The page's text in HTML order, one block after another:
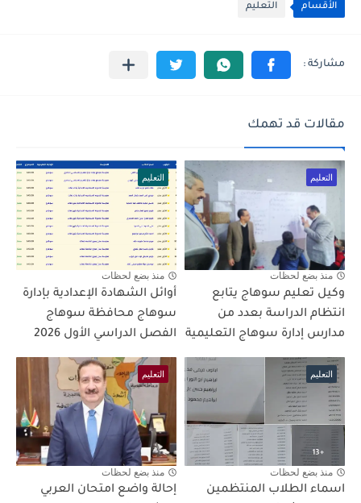
الأقسام التعليم
مقالات قد تهمك
التعليم
منذ بضع لحظات
وكيل تعليم سوهاج يتابع
انتظام الدراسة بعدد من
مدارس إدارة سوهاج التعليمية
التعليم
منذ بضع لحظات
أوائل الشهادة الإعدادية بإدارة
سوهاج محافظة سوهاج
الفصل الدراسي الأول 2026
التعليم
منذ بضع لحظات
اسماء الطلاب المنتظمين
التعليم
منذ بضع لحظات
إحالة واضع امتحان العربي